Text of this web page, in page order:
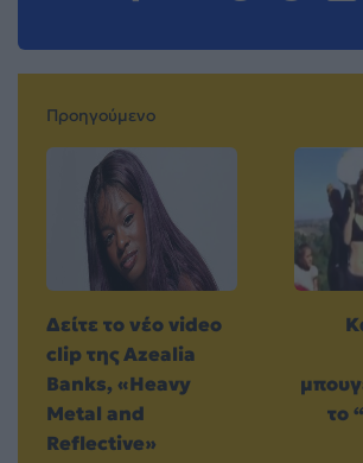
Προηγούμενο
Δείτε το νέο video
clip της Azealia
Banks, «Heavy
Metal and
Reflective»
το